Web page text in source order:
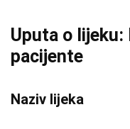
Uputa o
pacijente
Naziv lijeka